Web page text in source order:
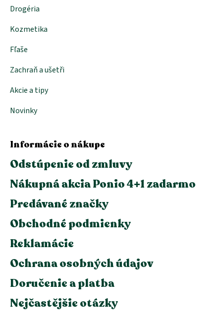
Drogéria
Kozmetika
Fľaše
Zachraň a ušetři
Akcie a tipy
Novinky
Informácie o nákupe
Odstúpenie od zmluvy
Nákupná akcia Ponio 4+1 zadarmo
Predávané značky
Obchodné podmienky
Reklamácie
Ochrana osobných údajov
Doručenie a platba
Nejčastějšie otázky